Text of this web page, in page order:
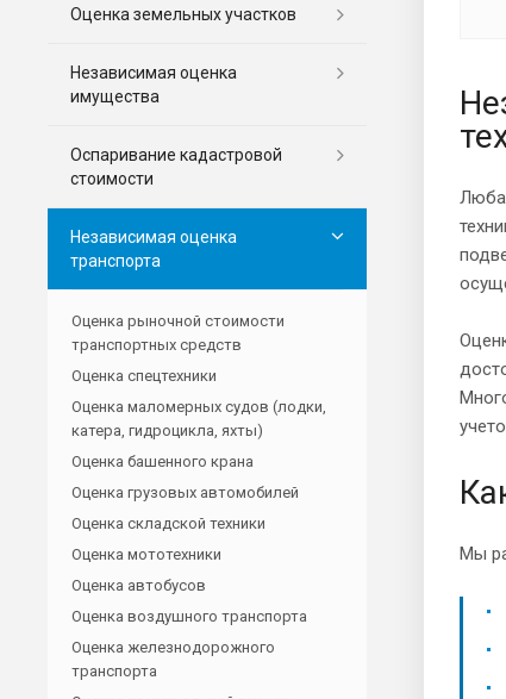
Мы
Оценка земельных участков
Независимая оценка
имущества
Оспаривание кадастровой
стоимости
Независимая оценка
транспорта
Оценка рыночной стоимости
транспортных средств
Оценка спецтехники
Оценка маломерных судов (лодки,
катера, гидроцикла, яхты)
Оценка башенного крана
Оценка грузовых автомобилей
Оценка складской техники
Оценка мототехники
Оценка автобусов
Оценка воздушного транспорта
Оценка железнодорожного
транспорта